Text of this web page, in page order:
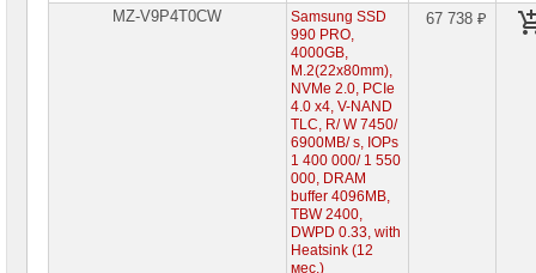
MZ-V9P4T0CW
Samsung SSD
990 PRO,
4000GB,
M.2(22x80mm),
NVMe 2.0, PCIe
4.0 x4, V-NAND
TLC, R/ W 7450/
6900MB/ s, IOPs
1 400 000/ 1 550
000, DRAM
buffer 4096MB,
TBW 2400,
DWPD 0.33, with
Heatsink (12
мес.)
67 738 ₽